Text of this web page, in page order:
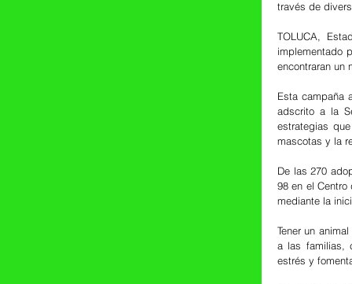
través de
TOLUCA,
implementado
encontraran un
Esta campaña
adscrito a la
estrategias
mascotas y la
De las 270
98 en el
mediante la
Tener un
a las familias,
estrés y